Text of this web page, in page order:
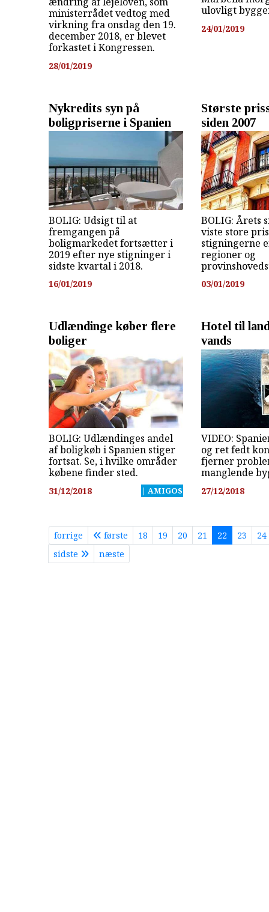
ministerrådet vedtog med
virkning fra onsdag den 19.
december 2018, er blevet
forkastet i Kongressen.
28/01/2019
ulovligt
24/01/2019
Nykredits syn på
boligpriserne i Spanien
BOLIG: Udsigt til at
fremgangen på
boligmarkedet fortsætter i
2019 efter nye stigninger i
sidste kvartal i 2018.
16/01/2019
Største
siden 2007
BOLIG: Årets
viste store
stigningerne
regioner og
03/01/2019
Udlændinge køber flere
boliger
BOLIG: Udlændinges andel
af boligkøb i Spanien stiger
fortsat. Se, i hvilke områder
købene finder sted.
31/12/2018 | AMIGOS
Hotel til
vands
VIDEO:
og ret fedt
fjerner
manglende
27/12/2018
forrige første 18 19 20 21 22 23
24
sidste
næste